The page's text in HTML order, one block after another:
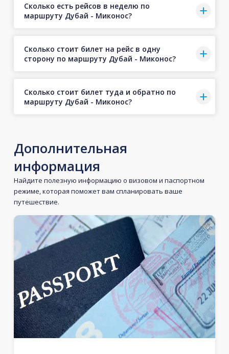
Сколько есть рейсов в неделю по
маршруту Дубай - Миконос?
Сколько стоит билет на рейс в одну
сторону по маршруту Дубай - Миконос?
Сколько стоит билет туда и обратно по
маршруту Дубай - Миконос?
Дополнительная
информация
Найдите полезную информацию о визовом и паспортном
режиме, которая поможет вам спланировать ваше
путешествие.